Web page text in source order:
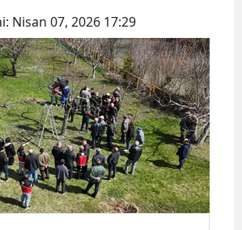
Bursa
Çanakkale
Çankırı
Çorum
Denizli
Diyarbakır
Nisan 07, 2026 17:29